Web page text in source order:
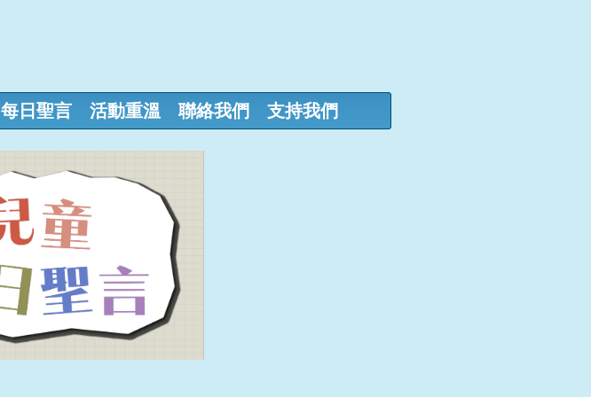
每日聖言 活動重溫 聯絡我們 支持我們